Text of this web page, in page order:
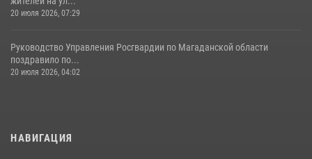
20 июля 2026, 07:29
Руководство Управления Росгвардии по Магаданской области
поздравило по...
20 июля 2026, 04:02
НАВИГАЦИЯ